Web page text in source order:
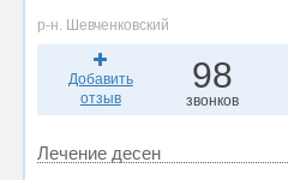
р-н. Шевченковский
Добавить
отзыв
98
звонков
Лечение десен